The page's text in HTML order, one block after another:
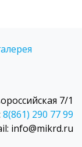
7/1
8(861) 290 77 99
info@mikrd.ru